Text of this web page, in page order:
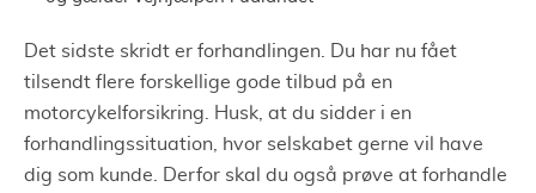
Det sidste skridt er forhandlingen. Du har nu fået
tilsendt flere forskellige gode tilbud på en
motorcykelforsikring. Husk, at du sidder i en
forhandlingssituation, hvor selskabet gerne vil have
dig som kunde. Derfor skal du også prøve at forhandle